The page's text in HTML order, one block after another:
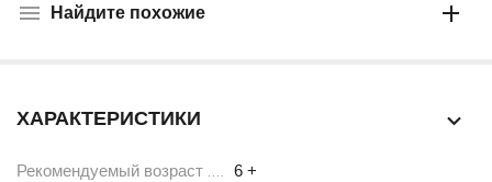
Найдите похожие
ХАРАКТЕРИСТИКИ
Рекомендуемый возраст 6 +